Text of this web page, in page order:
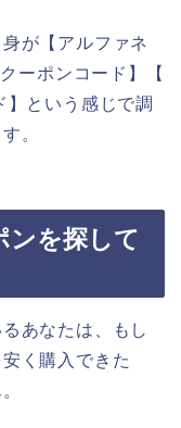
が【アルファネ
ーポンコード】【
】という感じで調
。
ンを探して
あなたは、もし
く購入できた